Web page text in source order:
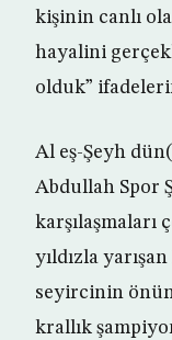
kişinin canlı
hayalini
olduk”
Al eş-Şeyh
Abdullah Spor
karşılaşmaları
yıldızla
seyircinin
krallık